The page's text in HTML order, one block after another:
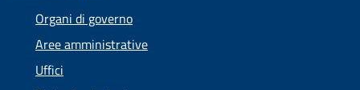
Organi di governo
Aree amministrative
Uffici